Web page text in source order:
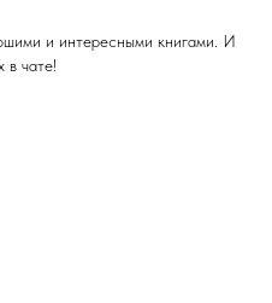
и интересными книгами. И
в чате!